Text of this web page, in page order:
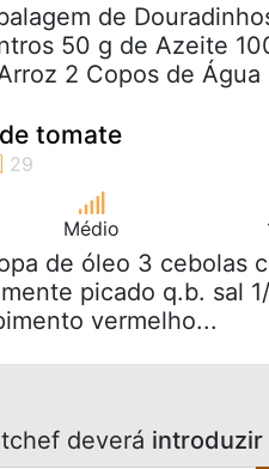
de
50 g de Azeite
2 Copos de Água
tomate
Médio
de óleo 3 cebolas
picado q.b. sal
vermelho...
deverá introduzir